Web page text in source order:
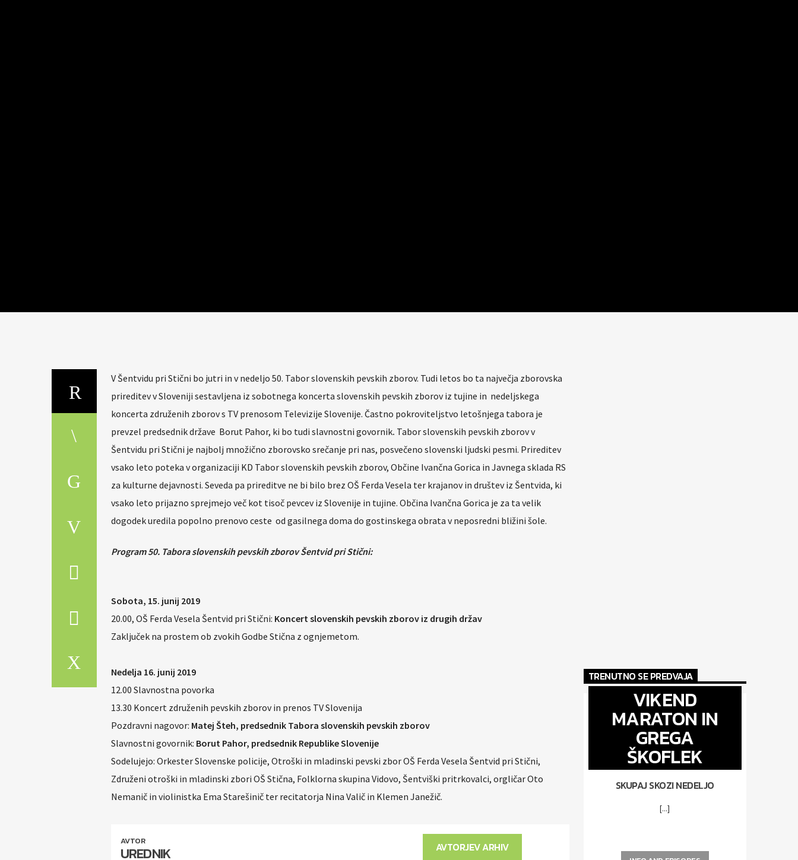
V Šentvidu pri Stični bo jutri in v nedeljo 50. Tabor slovenskih pevskih zborov. Tudi letos bo ta največja zborovska
prireditev v Sloveniji sestavljena iz sobotnega koncerta slovenskih pevskih zborov iz tujine in nedeljskega
koncerta združenih zborov s TV prenosom Televizije Slovenije. Častno pokroviteljstvo letošnjega tabora je
prevzel predsednik države Borut Pahor, ki bo tudi slavnostni govornik. Tabor slovenskih pevskih zborov v
Šentvidu pri Stični je najbolj množično zborovsko srečanje pri nas, posvečeno slovenski ljudski pesmi. Prireditev
vsako leto poteka v organizaciji KD Tabor slovenskih pevskih zborov, Občine Ivančna Gorica in Javnega sklada RS
za kulturne dejavnosti. Seveda pa prireditve ne bi bilo brez OŠ Ferda Vesela ter krajanov in društev iz Šentvida, ki
vsako leto prijazno sprejmejo več kot tisoč pevcev iz Slovenije in tujine. Občina Ivančna Gorica je za ta velik
dogodek uredila popolno prenovo ceste od gasilnega doma do gostinskega obrata v neposredni bližini šole.
Program 50. Tabora slovenskih pevskih zborov Šentvid pri Stični:
Sobota, 15. junij 2019
20.00, OŠ Ferda Vesela Šentvid pri Stični: Koncert slovenskih pevskih zborov iz drugih držav
Zaključek na prostem ob zvokih Godbe Stična z ognjemetom.
Nedelja 16. junij 2019
12.00 Slavnostna povorka
13.30 Koncert združenih pevskih zborov in prenos TV Slovenija
Pozdravni nagovor: Matej Šteh, predsednik Tabora slovenskih pevskih zborov
Slavnostni govornik: Borut Pahor, predsednik Republike Slovenije
Sodelujejo: Orkester Slovenske policije, Otroški in mladinski pevski zbor OŠ Ferda Vesela Šentvid pri Stični,
Združeni otroški in mladinski zbori OŠ Stična, Folklorna skupina Vidovo, Šentviški pritrkovalci, orgličar Oto
Nemanič in violinistka Ema Starešinič ter recitatorja Nina Valič in Klemen Janežič.
AVTOR
UREDNIK AVTORJEV ARHIV
TRENUTNO SE PREDVAJA
VIKEND
MARATON IN
GREGA
ŠKOFLEK
SKUPAJ SKOZI NEDELJO
[...]